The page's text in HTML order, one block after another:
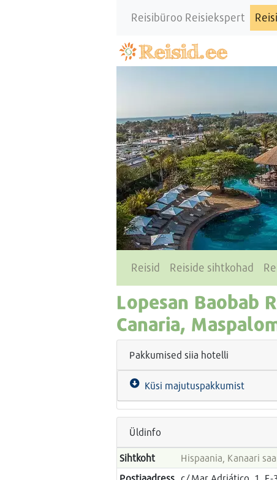
Reisibüroo Reisiekspert
Reisid Reiside sihtkohad
Lopesan Baobab
Canaria,
Pakkumised siia hotelli
Küsi majutuspakkumist
Üldinfo
Sihtkoht
Hispaania, Kanaari